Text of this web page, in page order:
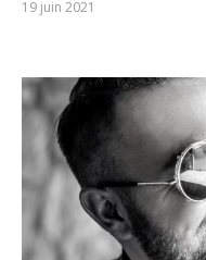
19 juin 2021